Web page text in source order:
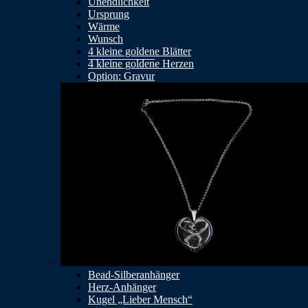
Ursprung
Wärme
Wunsch
4 kleine goldene Blätter
4 kleine goldene Herzen
Option: Gravur
Bead-Silberanhänger
Herz-Anhänger
Kugel „Lieber Mensch“